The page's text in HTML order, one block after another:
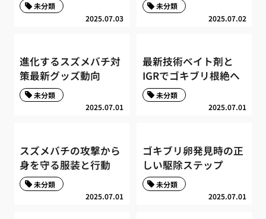
2025.07.03
未分類
2025.07.02
未分類
進化するスズメバチ対
策最新グッズ動向
2025.07.01
未分類
最新技術ベイト剤と
IGRでゴキブリ根絶へ
2025.07.01
未分類
スズメバチの攻撃から
身を守る服装と行動
2025.07.01
未分類
ゴキブリ卵発見時の正
しい駆除ステップ
2025.07.01
未分類